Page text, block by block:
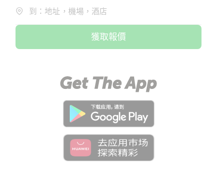
到：地址，機場，酒店
獲取報價